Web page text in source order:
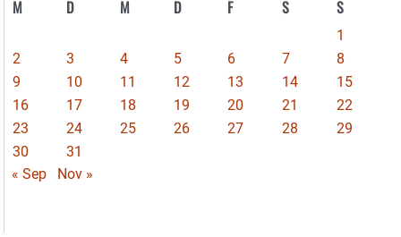
M D M D F S S
1
2
3 4 5 6 7
8
9
10 11 12 13 14
15
16
17 18 19 20 21
22
23
24 25 26 27 28
29
30
31
« Sep
Nov »